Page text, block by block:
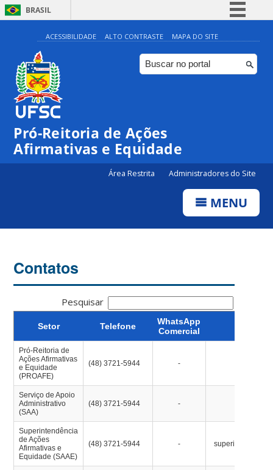
BRASIL
Simplifique!
Comunica BR
Participe
ACESSIBILIDADE ALTO CONTRASTE MAPA DO SITE
Pró-Reitoria de Ações
Afirmativas e Equidade
Área Restrita Administradores do Site
MENU
Contatos
Pesquisar
Setor Telefone
WhatsApp
Comercial
Pró-Reitoria de
Ações Afirmativas
e Equidade
(PROAFE)
(48) 3721-5944 -
Serviço de Apoio
Administrativo
(SAA)
(48) 3721-5944 -
Superintendência
de Ações
Afirmativas e
Equidade (SAAE)
(48) 3721-5944 -